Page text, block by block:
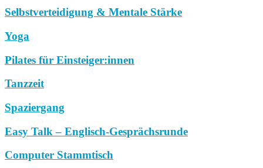
Selbstverteidigung & Mentale Stärke
Yoga
Pilates für Einsteiger:innen
Tanzzeit
Spaziergang
Easy Talk – Englisch-Gesprächsrunde
Computer Stammtisch